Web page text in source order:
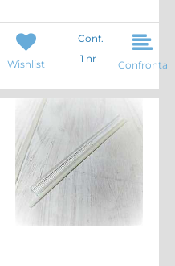
Wishlist
Conf.
1 nr
Confronta